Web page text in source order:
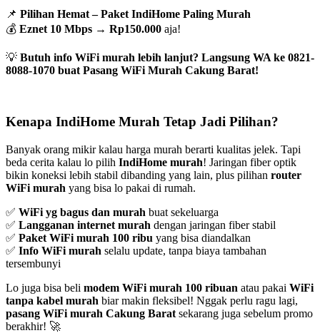
📌 Pilihan Hemat – Paket IndiHome Paling Murah
💰 Eznet 10 Mbps → Rp150.000 aja!
💡 Butuh info WiFi murah lebih lanjut? Langsung WA ke 0821-
8088-1070 buat Pasang WiFi Murah Cakung Barat!
Kenapa IndiHome Murah Tetap Jadi Pilihan?
Banyak orang mikir kalau harga murah berarti kualitas jelek. Tapi
beda cerita kalau lo pilih IndiHome murah! Jaringan fiber optik
bikin koneksi lebih stabil dibanding yang lain, plus pilihan router
WiFi murah yang bisa lo pakai di rumah.
✅ WiFi yg bagus dan murah buat sekeluarga
✅ Langganan internet murah dengan jaringan fiber stabil
✅ Paket WiFi murah 100 ribu yang bisa diandalkan
✅ Info WiFi murah selalu update, tanpa biaya tambahan
tersembunyi
Lo juga bisa beli modem WiFi murah 100 ribuan atau pakai WiFi
tanpa kabel murah biar makin fleksibel! Nggak perlu ragu lagi,
pasang WiFi murah Cakung Barat sekarang juga sebelum promo
berakhir! 🚀